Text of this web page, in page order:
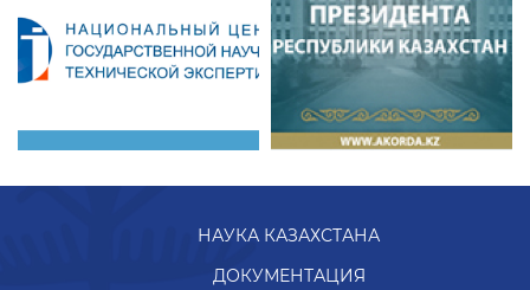
НАУКА КАЗАХСТАНА
ДОКУМЕНТАЦИЯ